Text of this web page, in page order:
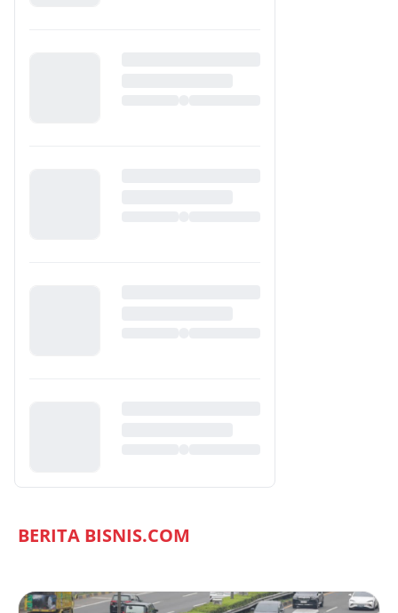
BERITA BISNIS.COM